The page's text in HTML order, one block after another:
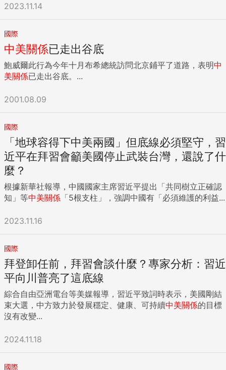
2023.11.14
國際
中美關係已走出谷底
鮑威爾此行為今年十月布希總統訪問北京鋪平了道路，表明中
美關係已走出谷底。...
2001.08.09
國際
「地球容得下中美兩國」但底線必須堅守，習
近平在拜習會籲美國停止武裝台灣，還說了什
麼？
根據新華社報導，中國國家主席習近平提出「共同樹立正確認
知」等中美關係 「5根支柱」，強調中國有「必須維護的利益...
2023.11.16
國際
拜登卸任前，拜習會談什麼？專家分析：習近
平向川普亮了這底線
綜合自由亞洲電台等美媒報導，習近平致詞時表示，美國剛結
束大選，中方致力於發展穩定、健康、可持續中美關係的目標
沒有改變...
2024.11.18
國際